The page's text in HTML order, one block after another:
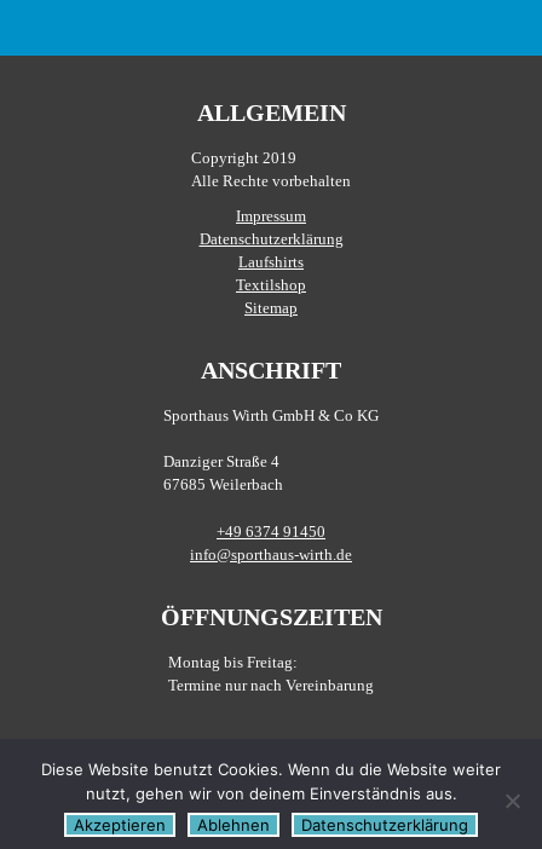
ALLGEMEIN
Copyright 2019
Alle Rechte vorbehalten
Impressum
Datenschutzerklärung
Laufshirts
Textilshop
Sitemap
ANSCHRIFT
Sporthaus Wirth GmbH & Co KG
Danziger Straße 4
67685 Weilerbach
+49 6374 91450
info@sporthaus-wirth.de
ÖFFNUNGSZEITEN
Montag bis Freitag:
Termine nur nach Vereinbarung
SOZIALE LINKS
Diese Website benutzt Cookies. Wenn du die Website weiter
nutzt, gehen wir von deinem Einverständnis aus.
Akzeptieren
Ablehnen Datenschutzerklärung